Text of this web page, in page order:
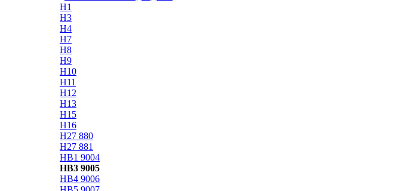
H1
H3
H4
H7
H8
H9
H10
H11
H12
H13
H15
H16
H27 880
H27 881
HB1 9004
HB3 9005
HB4 9006